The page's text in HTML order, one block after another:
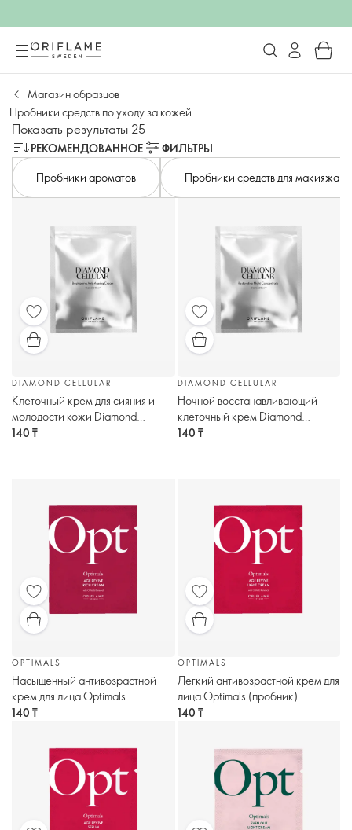
Магазин образцов
Пробники средств по уходу за кожей
Показать результаты 25
РЕКОМЕНДОВАННОЕ
ФИЛЬТРЫ
Пробники ароматов
Пробники средств для макияжа
DIAMOND CELLULAR
Клеточный крем для сияния и
молодости кожи Diamond
Cellular (пробник)
140 ₸
DIAMOND CELLULAR
Ночной восстанавливающий
клеточный крем Diamond
Cellular (пробник)
140 ₸
OPTIMALS
Насыщенный антивозрастной
крем для лица Optimals
(пробник)
140 ₸
OPTIMALS
Лёгкий антивозрастной крем для
лица Optimals (пробник)
140 ₸